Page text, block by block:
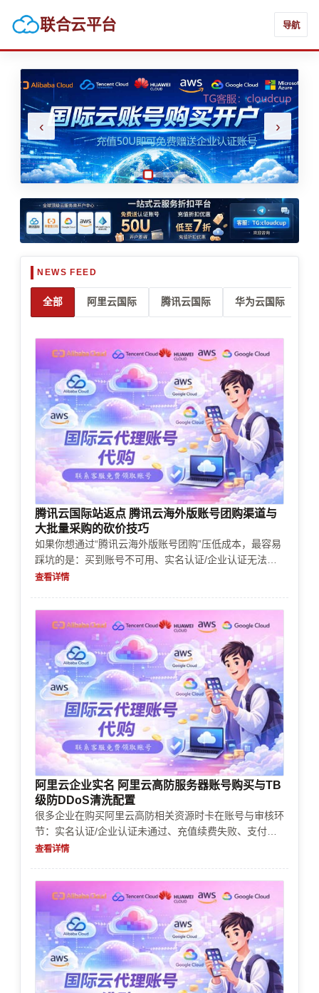
联合云平台 导航
‹ ›
全部 阿里云国际 腾讯云国际 华为云国际
腾讯云国际站返点 腾讯云海外版账号团购渠道与
大批量采购的砍价技巧
如果你想通过“腾讯云海外版账号团购”压低成本，最容易
踩坑的是：买到账号不可用、实名认证/企业认证无法继
承、充值续费触发风控、支付方式不匹配导致审核失败、
景里把成本和可用性算清。
查看详情
阿里云企业实名 阿里云高防服务器账号购买与TB
级防DDoS清洗配置
很多企业在购买阿里云高防相关资源时卡在账号与审核环
节：实名认证/企业认证未通过、充值续费失败、支付被
风控、资源规格与防护能力不匹配、TB级清洗带宽口径
配置清洗→成本落地→常见坑排查”的顺序，给出可执行
的排查与决策清单。
查看详情